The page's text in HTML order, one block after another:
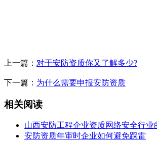
上一篇： 对于安防资质你又了解多少?
下一篇： 为什么需要申报安防资质
相关阅读
山西安防工程企业资质网络安全行业
安防资质年审时企业如何避免踩雷